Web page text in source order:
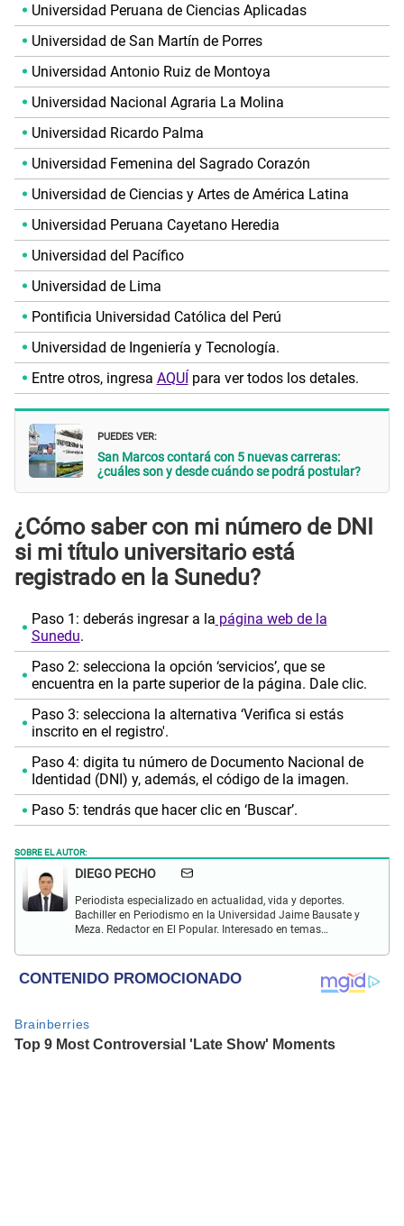
Universidad Peruana de Ciencias Aplicadas
Universidad de San Martín de Porres
Universidad Antonio Ruiz de Montoya
Universidad Nacional Agraria La Molina
Universidad Ricardo Palma
Universidad Femenina del Sagrado Corazón
Universidad de Ciencias y Artes de América Latina
Universidad Peruana Cayetano Heredia
Universidad del Pacífico
Universidad de Lima
Pontificia Universidad Católica del Perú
Universidad de Ingeniería y Tecnología.
Entre otros, ingresa AQUÍ para ver todos los detales.
PUEDES VER:
San Marcos contará con 5 nuevas carreras:
¿cuáles son y desde cuándo se podrá postular?
¿Cómo saber con mi número de DNI
si mi título universitario está
registrado en la Sunedu?
Paso 1: deberás ingresar a la página web de la
Sunedu.
Paso 2: selecciona la opción ‘servicios’, que se
encuentra en la parte superior de la página. Dale clic.
Paso 3: selecciona la alternativa ‘Verifica si estás
inscrito en el registro'.
Paso 4: digita tu número de Documento Nacional de
Identidad (DNI) y, además, el código de la imagen.
Paso 5: tendrás que hacer clic en ‘Buscar’.
SOBRE EL AUTOR:
DIEGO PECHO
Periodista especializado en actualidad, vida y deportes.
Bachiller en Periodismo en la Universidad Jaime Bausate y
Meza. Redactor en El Popular. Interesado en temas
internacional, trucos caseros y educación.